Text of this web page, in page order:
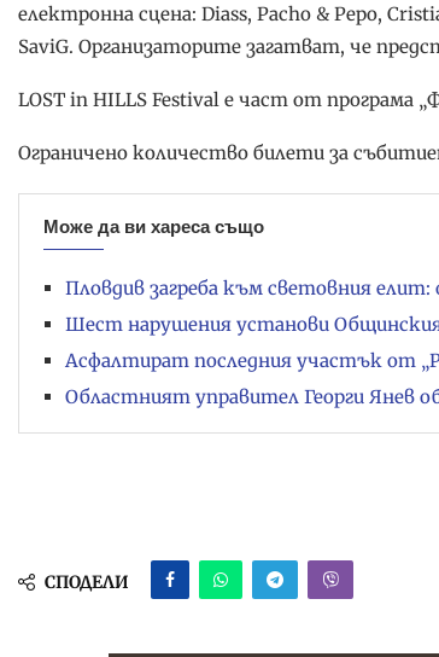
електронна сцена: Diass, Pacho & Pepo,
SaviG. Организаторите загатват, че
LOST in HILLS Festival е част от програма
Ограничено количество билети за
Може да ви хареса също
Пловдив загреба към световния
Шест нарушения установи
Асфалтират последния участък от
Областният управител Георги Янев
СПОДЕЛИ